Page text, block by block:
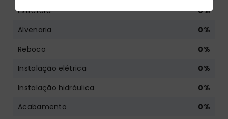
Estrutura
0%
Alvenaria
0%
Reboco
0%
Instalação elétrica
0%
Instalação hidráulica
0%
Acabamento
0%